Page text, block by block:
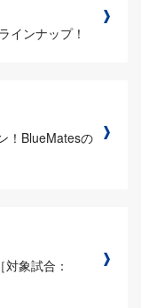
インナップ！
！BlueMatesの
象試合：